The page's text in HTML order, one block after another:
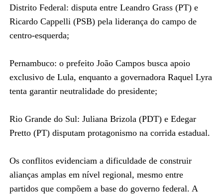
Distrito Federal: disputa entre Leandro Grass (PT) e
Ricardo Cappelli (PSB) pela liderança do campo de
centro-esquerda;
Pernambuco: o prefeito João Campos busca apoio
exclusivo de Lula, enquanto a governadora Raquel Lyra
tenta garantir neutralidade do presidente;
Rio Grande do Sul: Juliana Brizola (PDT) e Edegar
Pretto (PT) disputam protagonismo na corrida estadual.
Os conflitos evidenciam a dificuldade de construir
alianças amplas em nível regional, mesmo entre
partidos que compõem a base do governo federal. A